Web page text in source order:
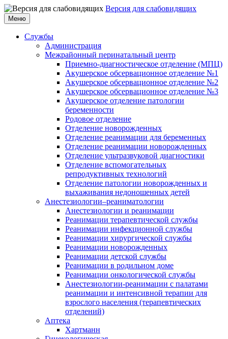
Версия для слабовидящих
Меню
Службы
Администрация
Межрайонный перинатальный центр
Приемно-диагностическое отделение (МПЦ)
Акушерское обсервационное отделение №1
Акушерское обсервационное отделение №2
Акушерское обсервационное отделение №3
Акушерское отделение патологии
беременности
Родовое отделение
Отделение новорожденных
Отделение реанимации для беременных
Отделение реанимации новорожденных
Отделение ультразвуковой диагностики
Отделение вспомогательных
репродуктивных технологий
Отделение патологии новорожденных и
выхаживания недоношенных детей
Анестезиологии–реаниматологии
Анестезиологии и реанимации
Реанимации терапевтической службы
Реанимации инфекционной службы
Реанимации хирургической службы
Реанимации новорожденных
Реанимации детской службы
Реанимации в родильном доме
Реанимации онкологической службы
Анестезиологии-реанимации с палатами
реанимации и интенсивной терапии для
взрослого населения (терапевтических
отделений)
Аптека
Хартманн